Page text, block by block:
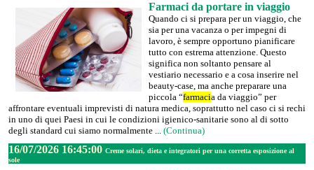
Farmaci da portare in viaggio
Quando ci si prepara per un viaggio, che
sia per una vacanza o per impegni di
lavoro, è sempre opportuno pianificare
tutto con estrema attenzione. Questo
significa non soltanto pensare al
vestiario necessario e a cosa inserire nel
beauty-case, ma anche preparare una
piccola “farmacia da viaggio” per
affrontare eventuali imprevisti di natura medica, soprattutto nel caso ci si rechi
in uno di quei Paesi in cui le condizioni igienico-sanitarie sono al di sotto
degli standard cui siamo normalmente ... (Continua)
16/07/2026 16:45:00 Creme solari, dieta e integratori per una corretta esposizione al
sole